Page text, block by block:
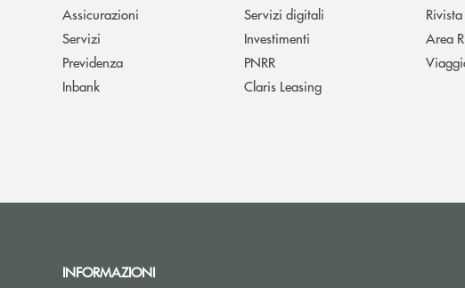
Assicurazioni
Servizi
Previdenza
Inbank
Servizi digitali
Investimenti
PNRR
Claris Leasing
Rivista
Area
INFORMAZIONI